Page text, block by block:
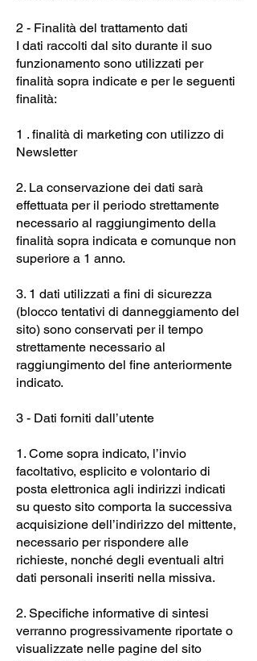
2 - Finalità del trattamento dati
I dati raccolti dal sito durante il suo
funzionamento sono utilizzati per
finalità sopra indicate e per le seguenti
finalità:
1 . finalità di marketing con utilizzo di
Newsletter
2. La conservazione dei dati sarà
effettuata per il periodo strettamente
necessario al raggiungimento della
finalità sopra indicata e comunque non
superiore a 1 anno.
3. 1 dati utilizzati a fini di sicurezza
(blocco tentativi di danneggiamento del
sito) sono conservati per il tempo
strettamente necessario al
raggiungimento del fine anteriormente
indicato.
3 - Dati forniti dall’utente
1. Come sopra indicato, l’invio
facoltativo, esplicito e volontario di
posta elettronica agli indirizzi indicati
su questo sito comporta la successiva
acquisizione dell’indirizzo del mittente,
necessario per rispondere alle
richieste, nonché degli eventuali altri
dati personali inseriti nella missiva.
2. Specifiche informative di sintesi
verranno progressivamente riportate o
visualizzate nelle pagine del sito